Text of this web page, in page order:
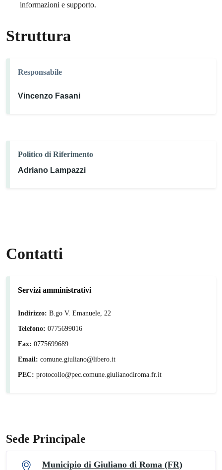
informazioni e supporto.
Struttura
Responsabile
Vincenzo Fasani
Politico di Riferimento
Adriano Lampazzi
Contatti
Servizi amministrativi
Indirizzo: B.go V. Emanuele, 22
Telefono: 0775699016
Fax: 0775699689
Email: comune.giuliano@libero.it
PEC: protocollo@pec.comune.giulianodiroma.fr.it
Sede Principale
Municipio di Giuliano di Roma (FR)